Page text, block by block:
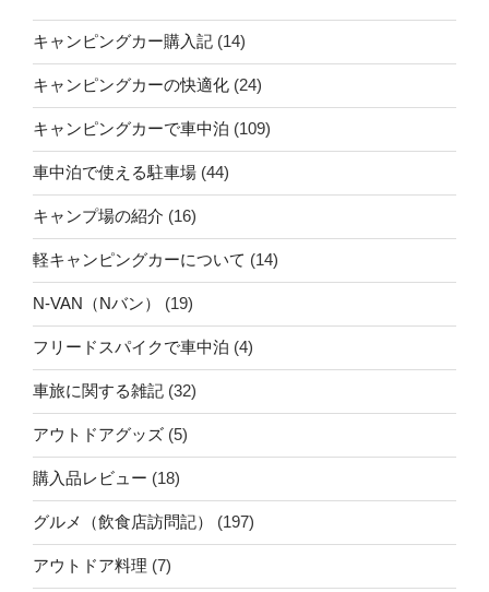
キャンピングカー購入記 (14)
キャンピングカーの快適化 (24)
キャンピングカーで車中泊 (109)
車中泊で使える駐車場 (44)
キャンプ場の紹介 (16)
軽キャンピングカーについて (14)
N-VAN（Nバン） (19)
フリードスパイクで車中泊 (4)
車旅に関する雑記 (32)
アウトドアグッズ (5)
購入品レビュー (18)
グルメ（飲食店訪問記） (197)
アウトドア料理 (7)